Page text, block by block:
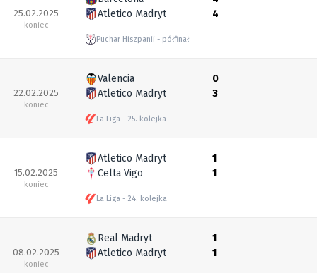
25.02.2025
koniec
Atletico Madryt
Puchar Hiszpanii półfinał
4
22.02.2025
koniec
Valencia
Atletico Madryt
La Liga 25. kolejka
0
3
15.02.2025
koniec
Atletico Madryt
Celta Vigo
La Liga 24. kolejka
1
1
08.02.2025
koniec
Real Madryt
Atletico Madryt
1
1